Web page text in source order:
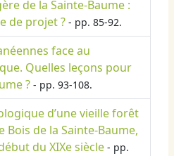
de la Sainte-Baume :
de projet ? - pp. 85-92.
face au
Quelles leçons pour
? - pp. 93-108.
d’une vieille forêt
de la Sainte-Baume,
du XIXe siècle - pp.